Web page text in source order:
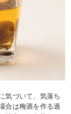
気づいて、気落ち
合は梅酒を作る過